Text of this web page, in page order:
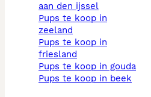
aan den ijssel
pups te koop in
zeeland
pups te koop in
friesland
pups te koop in gouda
pups te koop in beek